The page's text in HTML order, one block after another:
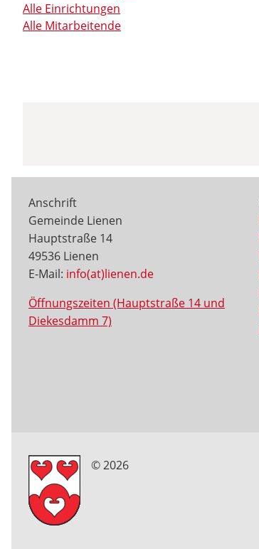
Alle Einrichtungen
Alle Mitarbeitende
Anschrift
Gemeinde Lienen
Hauptstraße 14
49536 Lienen
E-Mail: info(at)lienen.de
Öffnungszeiten (Hauptstraße 14 und
Diekesdamm 7)
© 2026